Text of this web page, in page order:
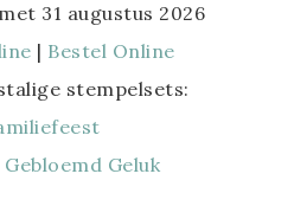
31 augustus 2026
| Bestel Online
stempelsets:
Geluk